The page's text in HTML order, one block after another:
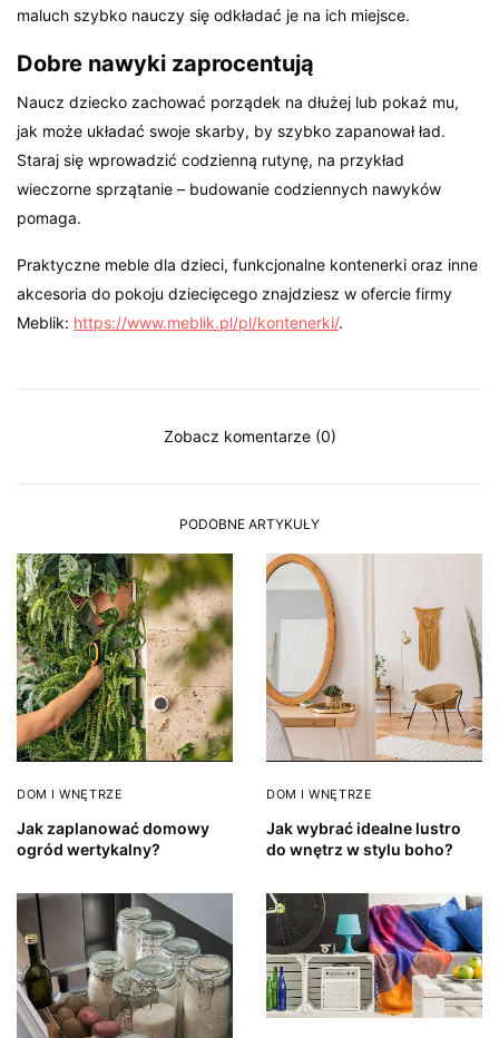
maluch szybko nauczy się odkładać je na ich miejsce.
Dobre nawyki zaprocentują
Naucz dziecko zachować porządek na dłużej lub pokaż mu,
jak może układać swoje skarby, by szybko zapanował ład.
Staraj się wprowadzić codzienną rutynę, na przykład
wieczorne sprzątanie – budowanie codziennych nawyków
pomaga.
Praktyczne meble dla dzieci, funkcjonalne kontenerki oraz inne
akcesoria do pokoju dziecięcego znajdziesz w ofercie firmy
Meblik: https://www.meblik.pl/pl/kontenerki/.
Zobacz komentarze (0)
PODOBNE ARTYKUŁY
DOM I WNĘTRZE
Jak zaplanować domowy
ogród wertykalny?
DOM I WNĘTRZE
Jak wybrać idealne lustro
do wnętrz w stylu boho?